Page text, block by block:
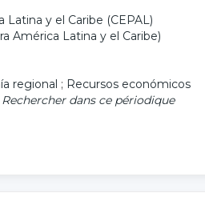
Latina y el Caribe (CEPAL)
América Latina y el Caribe)
regional ; Recursos económicos
Rechercher dans ce périodique